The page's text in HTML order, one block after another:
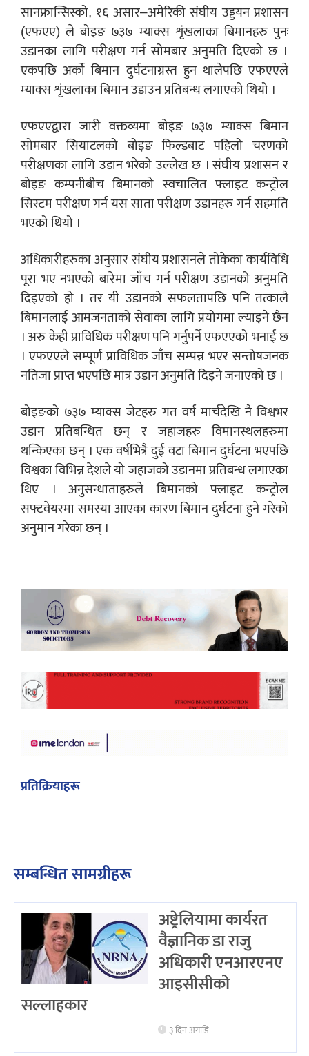
सानफ्रान्सिस्को, १६ असार–अमेरिकी संघीय उड्डयन प्रशासन
(एफएए) ले बोइङ ७३७ म्याक्स शृंखलाका बिमानहरु पुनः
उडानका लागि परीक्षण गर्न सोमबार अनुमति दिएको छ ।
एकपछि अर्को बिमान दुर्घटनाग्रस्त हुन थालेपछि एफएएले
म्याक्स शृंखलाका बिमान उडाउन प्रतिबन्ध लगाएको थियो ।
एफएएद्वारा जारी वक्तव्यमा बोइङ ७३७ म्याक्स बिमान
सोमबार सियाटलको बोइङ फिल्डबाट पहिलो चरणको
परीक्षणका लागि उडान भरेको उल्लेख छ । संघीय प्रशासन र
बोइङ कम्पनीबीच बिमानको स्वचालित फ्लाइट कन्ट्रोल
सिस्टम परीक्षण गर्न यस साता परीक्षण उडानहरु गर्न सहमति
भएको थियो ।
अधिकारीहरुका अनुसार संघीय प्रशासनले तोकेका कार्यविधि
पूरा भए नभएको बारेमा जाँच गर्न परीक्षण उडानको अनुमति
दिइएको हो । तर यी उडानको सफलतापछि पनि तत्कालै
बिमानलाई आमजनताको सेवाका लागि प्रयोगमा ल्याइने छैन
। अरु केही प्राविधिक परीक्षण पनि गर्नुपर्ने एफएएको भनाई छ
। एफएएले सम्पूर्ण प्राविधिक जाँच सम्पन्न भएर सन्तोषजनक
नतिजा प्राप्त भएपछि मात्र उडान अनुमति दिइने जनाएको छ ।
बोइङको ७३७ म्याक्स जेटहरु गत वर्ष मार्चदेखि नै विश्वभर
उडान प्रतिबन्धित छन् र जहाजहरु विमानस्थलहरुमा
थन्किएका छन् । एक वर्षभित्रै दुई वटा बिमान दुर्घटना भएपछि
विश्वका विभिन्न देशले यो जहाजको उडानमा प्रतिबन्ध लगाएका
थिए । अनुसन्धाताहरुले बिमानको फ्लाइट कन्ट्रोल
सफ्टवेयरमा समस्या आएका कारण बिमान दुर्घटना हुने गरेको
अनुमान गरेका छन् ।
प्रतिक्रियाहरू
सम्बन्धित सामग्रीहरू
अष्ट्रेलियामा कार्यरत
वैज्ञानिक डा राजु
अधिकारी एनआरएनए
आइसीसीको
सल्लाहकार
३ दिन अगाडि